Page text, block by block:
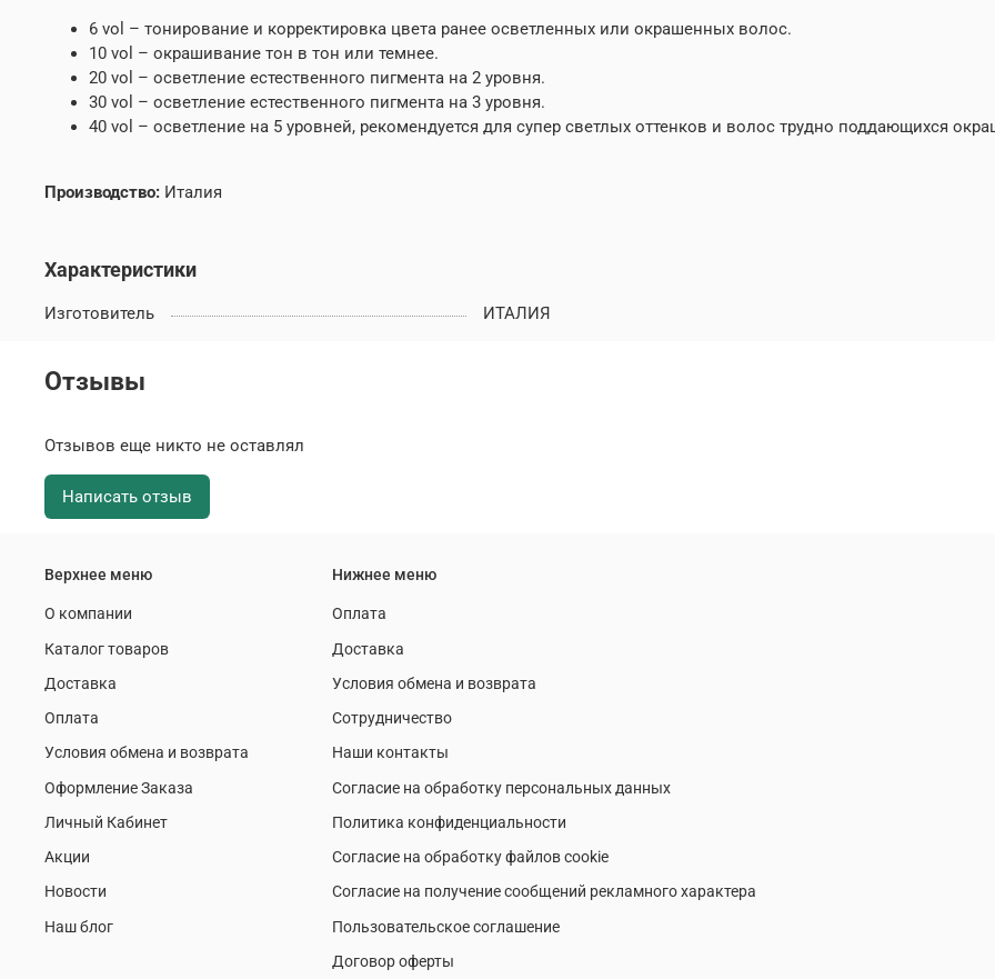
6 vol – тонирование и корректировка цвета ранее осветленных или окрашенных волос.
10 vol – окрашивание тон в тон или темнее.
20 vol – осветление естественного пигмента на 2 уровня.
30 vol – осветление естественного пигмента на 3 уровня.
40 vol – осветление на 5 уровней, рекомендуется для супер светлых оттенков и волос трудно поддающихся
Производство: Италия
Характеристики
Изготовитель ИТАЛИЯ
Отзывы
Отзывов еще никто не оставлял
Написать отзыв
Верхнее меню
О компании
Каталог товаров
Доставка
Оплата
Условия обмена и возврата
Оформление Заказа
Личный Кабинет
Акции
Новости
Наш блог
Нижнее меню
Оплата
Доставка
Условия обмена и возврата
Сотрудничество
Наши контакты
Согласие на обработку персональных данных
Политика конфиденциальности
Согласие на обработку файлов cookie
Согласие на получение сообщений рекламного характера
Пользовательское соглашение
Договор оферты